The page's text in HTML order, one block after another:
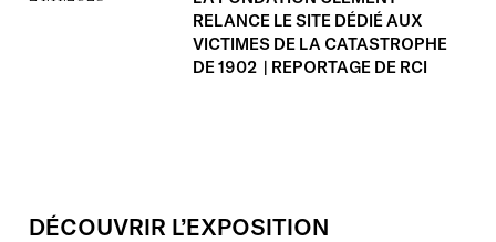
RELANCE LE SITE DÉDIÉ AUX
VICTIMES DE LA CATASTROPHE
DE 1902 | REPORTAGE DE RCI
DÉCOUVRIR L’EXPOSITION